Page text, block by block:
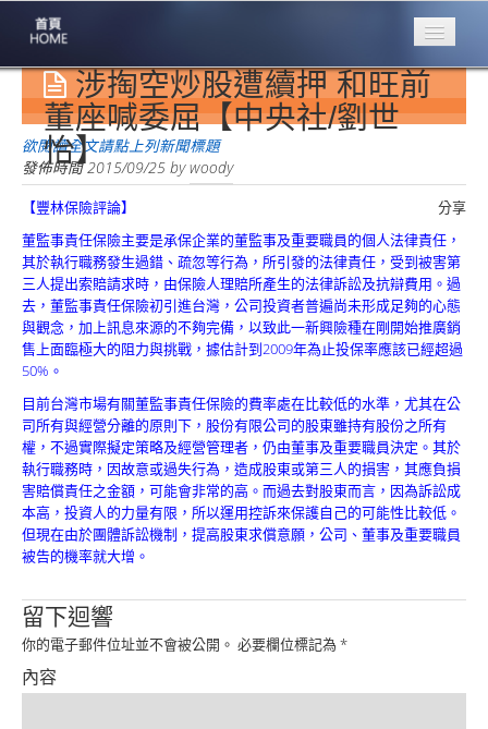
專業豐林
Professional
保險大家談
1386集
台灣商業保險
第一品牌
關於豐林
About
服務項目
Service
火災保額
估算系統
商品簡介
Product
涉掏空炒股遭續押 和旺前
董座喊委屈【中央社/劉世
怡】
欲閱讀全文請點上列新聞標題
發佈時間2015/09/25 bywoody
分享
【豐林保險評論】
董監事責任保險主要是承保企業的董監事及重要職員的個人法律責任，
其於執行職務發生過錯、疏忽等行為，所引發的法律責任，受到被害第
三人提出索賠請求時，由保險人理賠所產生的法律訴訟及抗辯費用。過
去，董監事責任保險初引進台灣，公司投資者普遍尚未形成足夠的心態
與觀念，加上訊息來源的不夠完備，以致此一新興險種在剛開始推廣銷
售上面臨極大的阻力與挑戰，據估計到2009年為止投保率應該已經超過
50%。
目前台灣市場有關董監事責任保險的費率處在比較低的水準，尤其在公
司所有與經營分離的原則下，股份有限公司的股東雖持有股份之所有
權，不過實際擬定策略及經營管理者，仍由董事及重要職員決定。其於
執行職務時，因故意或過失行為，造成股東或第三人的損害，其應負損
害賠償責任之金額，可能會非常的高。而過去對股東而言，因為訴訟成
本高，投資人的力量有限，所以運用控訴來保護自己的可能性比較低。
但現在由於團體訴訟機制，提高股東求償意願，公司、董事及重要職員
被告的機率就大增。
留下迴響
你的電子郵件位址並不會被公開。 必要欄位標記為 *
內容